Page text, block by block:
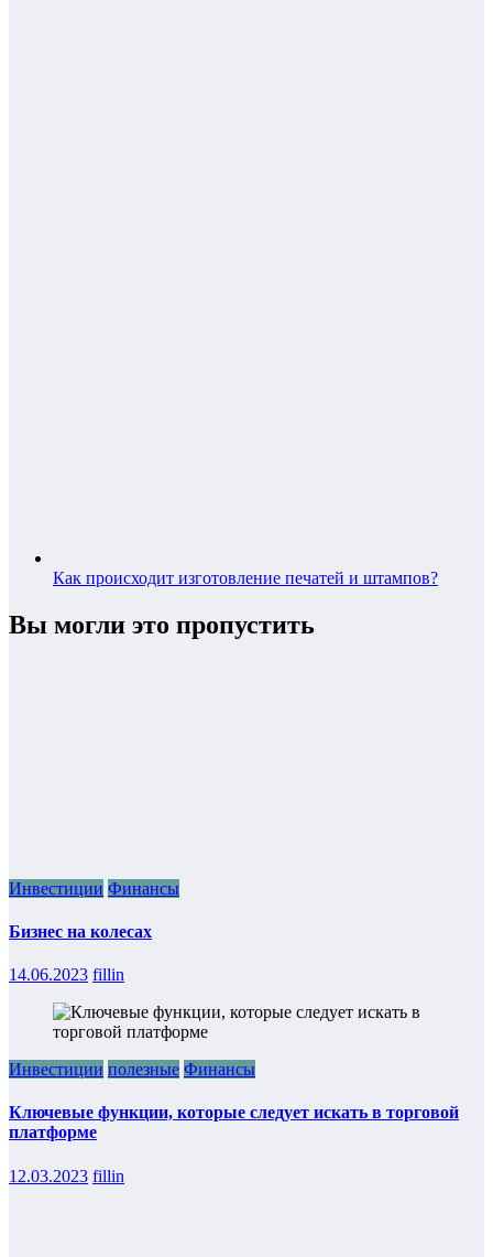
Как происходит изготовление печатей и штампов?
Вы могли это пропустить
Инвестиции Финансы
Бизнес на колесах
14.06.2023 fillin
Инвестиции полезные Финансы
Ключевые функции, которые следует искать в торговой
платформе
12.03.2023 fillin